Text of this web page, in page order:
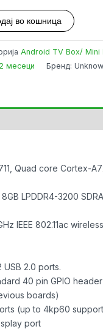
во кошница
Android TV Box/ Mini
месеци Бренд:
Quad core Cortex-
8GB LPDDR4-3200
IEEE 802.11ac
USB 2.0 ports.
40 pin GPIO
boards)
(up to 4kp60
port